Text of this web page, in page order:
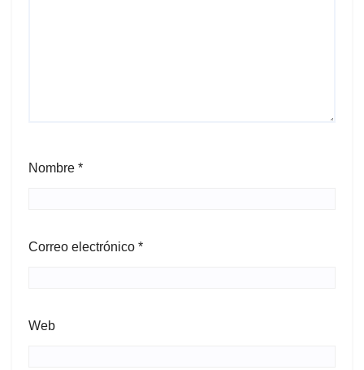
Nombre *
Correo electrónico *
Web